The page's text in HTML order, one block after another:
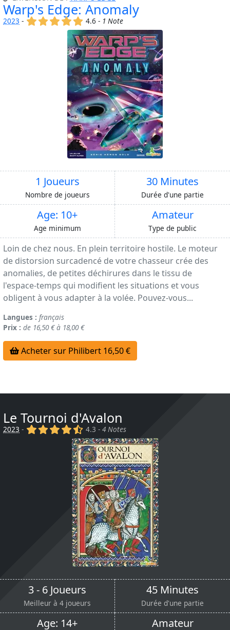
Warp's Edge: Anomaly
2023 - (x) (x) (x) (x) (x)
4.6 - 1 Note
1 Joueurs
Nombre de joueurs
30 Minutes
Durée d'une partie
Age: 10+
Age minimum
Amateur
Type de public
Loin de chez nous. En plein territoire hostile. Le moteur
de distorsion surcadencé de votre chasseur crée des
anomalies, de petites déchirures dans le tissu de
l'espace-temps qui modifient les situations et vous
obligent à vous adapter à la volée. Pouvez-vous...
Langues : français
Prix : de 16,50 € à 18,00 €
Acheter sur Philibert 16,50 €
Le Tournoi d'Avalon
2023 - (x) (x) (x) (x) (,)
4.3 -4 Notes
3 - 6 Joueurs
Meilleur à 4 joueurs
45 Minutes
Durée d'une partie
Age: 14+ Amateur